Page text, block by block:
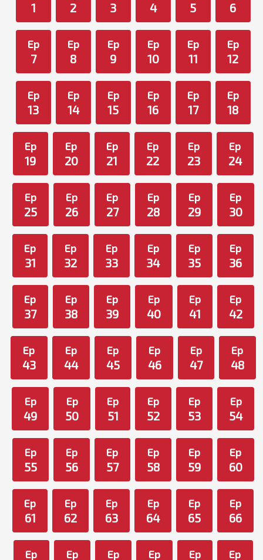
1 2 3 4 5 6
Ep
7
Ep
8
Ep
9
Ep
10
Ep
11
Ep
12
Ep
13
Ep
14
Ep
15
Ep
16
Ep
17
Ep
18
Ep
19
Ep
20
Ep
21
Ep
22
Ep
23
Ep
24
Ep
25
Ep
26
Ep
27
Ep
28
Ep
29
Ep
30
Ep
31
Ep
32
Ep
33
Ep
34
Ep
35
Ep
36
Ep
37
Ep
38
Ep
39
Ep
40
Ep
41
Ep
42
Ep
43
Ep
44
Ep
45
Ep
46
Ep
47
Ep
48
Ep
49
Ep
50
Ep
51
Ep
52
Ep
53
Ep
54
Ep
55
Ep
56
Ep
57
Ep
58
Ep
59
Ep
60
Ep
61
Ep
62
Ep
63
Ep
64
Ep
65
Ep
66
Ep Ep Ep Ep Ep Ep